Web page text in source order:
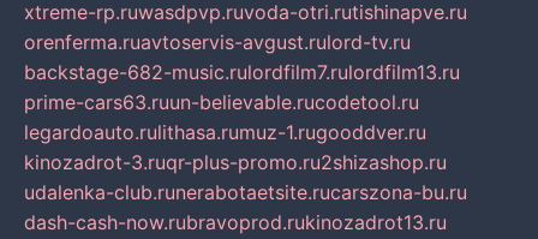
xtreme-rp.ruwasdpvp.ruvoda-otri.rutishinapve.ru
orenferma.ruavtoservis-avgust.rulord-tv.ru
backstage-682-music.rulordfilm7.rulordfilm13.ru
prime-cars63.ruun-believable.rucodetool.ru
legardoauto.rulithasa.rumuz-1.rugooddver.ru
kinozadrot-3.ruqr-plus-promo.ru2shizashop.ru
udalenka-club.runerabotaetsite.rucarszona-bu.ru
dash-cash-now.rubravoprod.rukinozadrot13.ru